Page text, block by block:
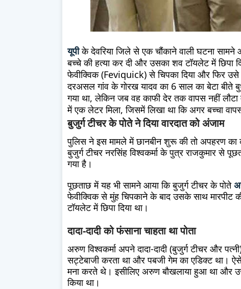
यूपीके देवरिया जिले से एक चौंकाने वाली घटना
बच्चे की हत्या कर दी और उसका शव टॉयलेट में
फेवीक्विक (Feviquick) से चिपका दिया और फिर उसे
दरअसल गांव के गोरख यादव का 6 साल का बेटा बीते
गया था, लेकिन जब वह काफी देर तक वापस नहीं
में एक लेटर मिला, जिसमें लिखा था कि अगर बच्चा
बुजुर्ग टीचर के पोते ने दिया वारदात को अंजाम
पुलिस ने इस मामले में छानबीन शुरू की तो अपहरण
बुजुर्ग टीचर नरसिंह विश्वकर्मा के पुत्र राजकुमार से
गया है।
पूछताछ में यह भी सामने आया कि बुजुर्ग टीचर के पोते
फेवीक्विक से मुंह चिपकाने के बाद उसके साथ मारपीट
टॉयलेट में छिपा दिया था।
दादा-दादी को फंसाना चाहता था पोता
अरुण विश्वकर्मा अपने दादा-दादी (बुजुर्ग टीचर और
सट्टेबाजी करता था और पबजी गेम का एडिक्ट था।
मना करते थे। इसीलिए अरुण बौखलाया हुआ था और
किया था।